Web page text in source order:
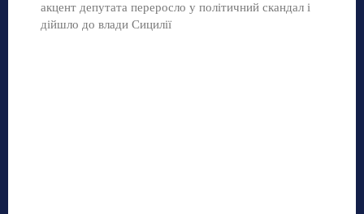
акцент депутата переросло у політичний скандал і
дійшло до влади Сицилії